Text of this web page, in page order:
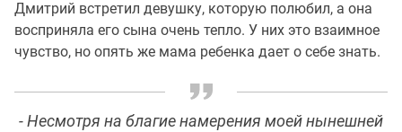
Дмитрий встретил девушку, которую полюбил, а она
восприняла его сына очень тепло. У них это взаимное
чувство, но опять же мама ребенка дает о себе знать.
- Несмотря на благие намерения моей нынешней